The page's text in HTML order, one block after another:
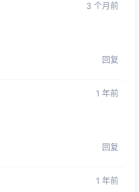
3 个月前
回复
1 年前
回复
1 年前